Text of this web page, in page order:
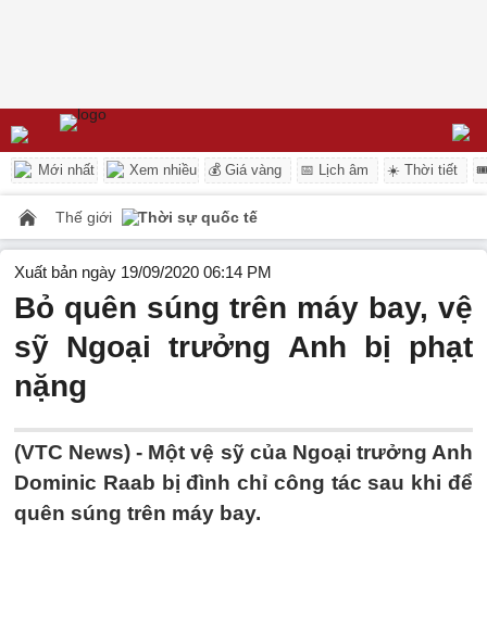
Mới nhất Xem nhiều 💰 Giá vàng 📅 Lịch âm ☀️ Thời tiết
Thế giới Thời sự quốc tế
Xuất bản ngày 19/09/2020 06:14 PM
Bỏ quên súng trên máy bay, vệ
sỹ Ngoại trưởng Anh bị phạt
nặng
(VTC News) - Một vệ sỹ của Ngoại trưởng Anh
Dominic Raab bị đình chỉ công tác sau khi để
quên súng trên máy bay.